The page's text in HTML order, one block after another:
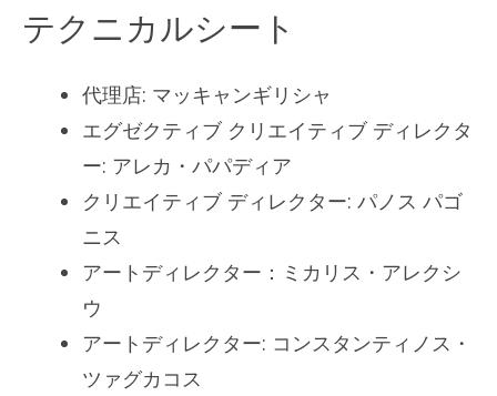
テクニカルシート
代理店: マッキャンギリシャ
エグゼクティブ クリエイティブ ディレクタ
ー: アレカ・パパディア
クリエイティブ ディレクター: パノス パゴ
ニス
アートディレクター：ミカリス・アレクシ
ウ
アートディレクター: コンスタンティノス・
ツァグカコス